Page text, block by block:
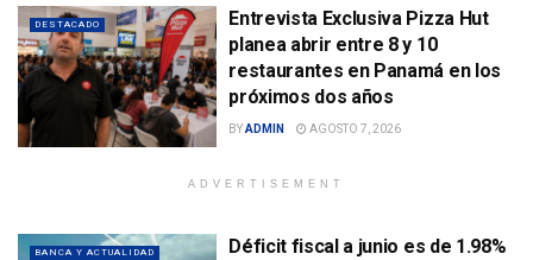
DESTACADO
Entrevista Exclusiva Pizza Hut
planea abrir entre 8 y 10
restaurantes en Panamá en los
próximos dos años
BYADMIN AGOSTO 7, 2026
ADVERTISEMENT
BANCA Y ACTUALIDAD
Déficit fiscal a junio es de 1.98%